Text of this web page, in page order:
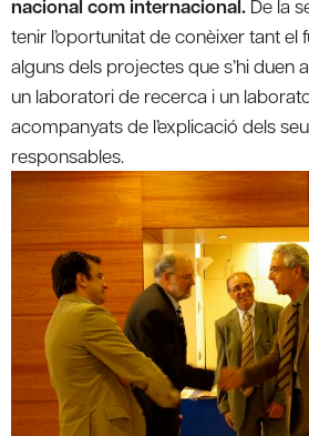
nacional com internacional. De la
tenir l’oportunitat de conèixer tant el
alguns dels projectes que s’hi duen
un laboratori de recerca i un
acompanyats de l’explicació dels
responsables.